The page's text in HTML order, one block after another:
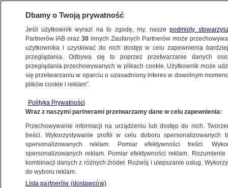
POLSKA
Kraskowskiego. Prokuratura o powodach
Oprac.Aleksandra Sapeta
10.06.2026, 18:46
Posłuchaj artykułu
Czyta lektor AI
Dbamy o Twoją prywatność
Jeśli użytkownik wyrazi na to zgodę, my, naszepodmioty
Partnerów IAB oraz30 innych Zaufanych Partnerów może
użytkownika i uzyskiwać do nich dostęp w celu zapewnienia
przeglądania. Odbywa się to poprzez przetwarzanie danych
przeglądania przechowywanych w plikach cookie. Użytkownik może
się przetwarzaniu w oparciu o uzasadniony interes w dowolnym
plików cookie i reklam”.
Polityka Prywatności
Wraz z naszymi partnerami przetwarzamy dane w celu zapewnienia:
Przechowywanie informacji na urządzeniu lub dostęp do nich.
treści. Wykorzystywanie profili w celu doboru spersonalizowanych
spersonalizowanych reklam. Pomiar efektywności treści.
spersonalizowanych reklam. Pomiar efektywności reklam.
kombinacji danych z różnych źródeł. Rozwój i ulepszanie usług.
do wyboru reklam.
Lista partnerów (dostawców)